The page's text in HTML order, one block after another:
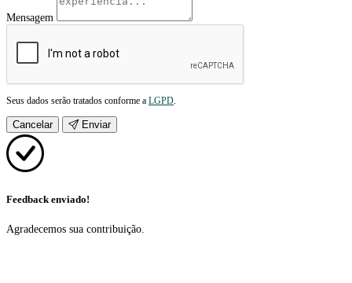
Mensagem
Seus dados serão tratados conforme a LGPD.
Cancelar Enviar
Feedback enviado!
Agradecemos sua contribuição.